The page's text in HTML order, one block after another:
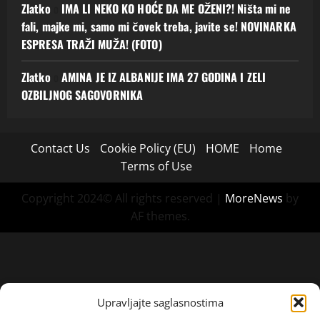
Upravljajte saglasnostima
Zlatko
IMA LI NEKO KO HOĆE DA ME OŽENI?! Ništa mi ne
fali, majke mi, samo mi čovek treba, javite se! NOVINARKA
ESPRESA TRAŽI MUŽA! (FOTO)
Zlatko
AMINA JE IZ ALBANIJE IMA 27 GODINA I ZELI
OZBILJNOG SAGOVORNIKA
Contact Us Cookie Policy (EU) HOME
Home
Terms of Use
Copyright 2024© All rights reserved | MoreNews by
AF themes.